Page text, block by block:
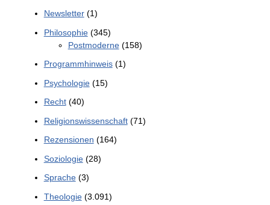
Newsletter(1)
Philosophie(345)
Postmoderne(158)
Programmhinweis(1)
Psychologie(15)
Recht(40)
Religionswissenschaft(71)
Rezensionen (164)
Soziologie(28)
Sprache(3)
Theologie(3.091)